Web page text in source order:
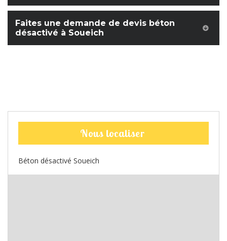
Faites une demande de devis béton
désactivé à Soueich
Nous localiser
Béton désactivé Soueich